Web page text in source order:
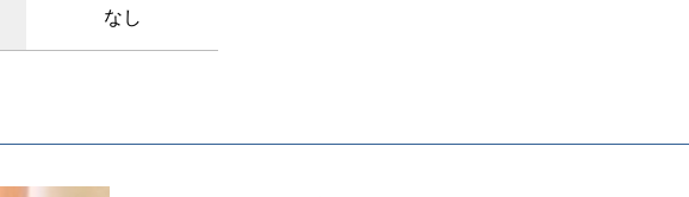
なし